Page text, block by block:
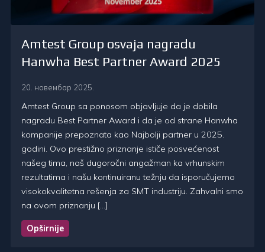
Amtest Group osvaja nagradu
Hanwha Best Partner Award 2025
20. новембар 2025.
Amtest Group sa ponosom objavljuje da je dobila
nagradu Best Partner Award i da je od strane Hanwha
kompanije prepoznata kao Najbolji partner u 2025.
godini. Ovo prestižno priznanje ističe posvećenost
našeg tima, naš dugoročni angažman ka vrhunskim
rezultatima i našu kontinuiranu težnju da isporučujemo
visokokvalitetna rešenja za SMT industriju. Zahvalni smo
na ovom priznanju […]
Opširnije